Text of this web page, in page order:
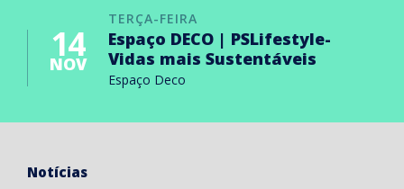
TERÇA-FEIRA
14
NOV
Espaço DECO | PSLifestyle-
Vidas mais Sustentáveis
Espaço Deco
Notícias